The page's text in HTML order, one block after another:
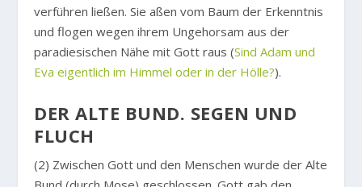
verführen ließen. Sie aßen vom Baum der Erkenntnis
und flogen wegen ihrem Ungehorsam aus der
paradiesischen Nähe mit Gott raus (Sind Adam und
Eva eigentlich im Himmel oder in der Hölle?).
DER ALTE BUND. SEGEN UND
FLUCH
(2) Zwischen Gott und den Menschen wurde der Alte